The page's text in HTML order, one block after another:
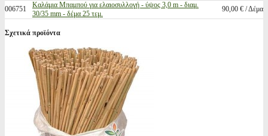
006751
Καλάμια Μπαμπού για ελαιοσυλλογή - ύψος 3,0 m - διαμ.
30/35 mm - δέμα 25 τεμ.
90,00 € / Δέμα
Σχετικά προϊόντα